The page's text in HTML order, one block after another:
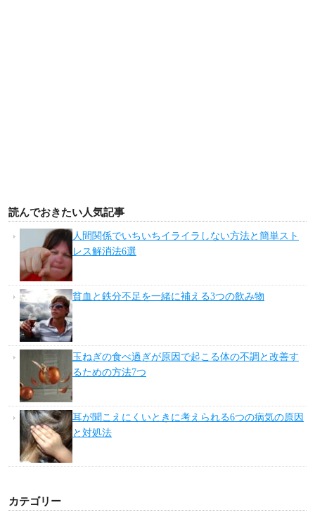
読んでおきたい人気記事
人間関係でいちいちイライラしない方法と簡単スト
レス解消法6選
貧血と鉄分不足を一緒に補える3つの飲み物
玉ねぎの食べ過ぎが原因で起こる体の不調と改善す
るための方法7つ
耳が聞こえにくいときに考えられる6つの病気の原因
と対処法
カテゴリー